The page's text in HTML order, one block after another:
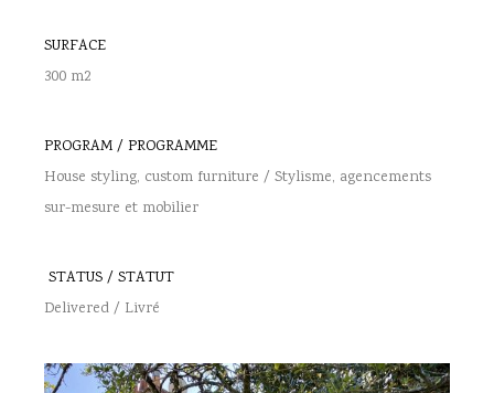
SURFACE
300 m2
PROGRAM / PROGRAMME
House styling, custom furniture / Stylisme, agencements
sur-mesure et mobilier
STATUS / STATUT
Delivered / Livré